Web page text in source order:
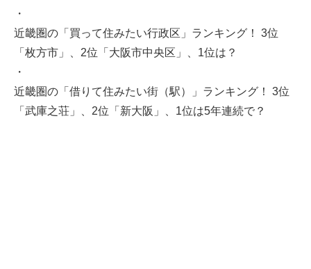
・
近畿圏の「買って住みたい行政区」ランキング！ 3位
「枚方市」、2位「大阪市中央区」、1位は？
・
近畿圏の「借りて住みたい街（駅）」ランキング！ 3位
「武庫之荘」、2位「新大阪」、1位は5年連続で？